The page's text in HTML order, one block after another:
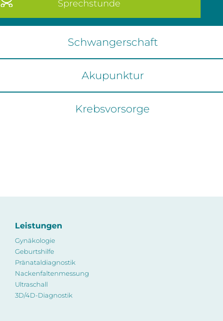
Sprechstunde
Schwangerschaft
Akupunktur
Krebsvorsorge
Leistungen
Gynäkologie
Geburtshilfe
Pränataldiagnostik
Nackenfaltenmessung
Ultraschall
3D/4D-Diagnostik